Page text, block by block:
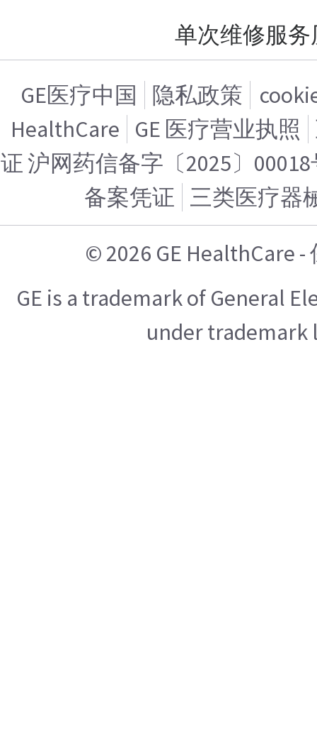
单次维修服务
GE医疗中国 隐私政策
HealthCare GE 医疗营业执照
证 沪网药信备字〔2025〕
备案凭证 三类医疗器
© 2026 GE HealthCare
GE is a trademark of General
under trademark